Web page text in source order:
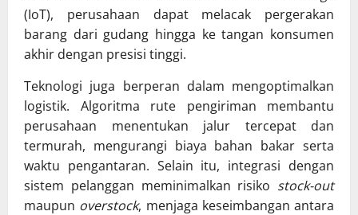
(IoT), perusahaan dapat melacak pergerakan
barang dari gudang hingga ke tangan konsumen
akhir dengan presisi tinggi.
Teknologi juga berperan dalam mengoptimalkan
logistik. Algoritma rute pengiriman membantu
perusahaan menentukan jalur tercepat dan
termurah, mengurangi biaya bahan bakar serta
waktu pengantaran. Selain itu, integrasi dengan
sistem pelanggan meminimalkan risiko stock-out
maupun overstock, menjaga keseimbangan antara